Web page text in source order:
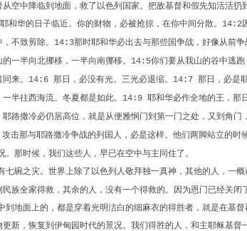
空中降临到地面，救了以色列国家。把敌基督和假先知活活扔
耶和华的日子临近。你的财物，必被抢掠，在你中间分散。 14:2
不致剪除。 14:3那时耶和华必出去与那些国争战，好像从前争
一半向北挪移，一半向南挪移。 14:5你们要从我山的谷中逃
来。 14:6 那日，必没有光。三光必退缩。 14:7 那日，必是
半往西海流。冬夏都是如此。 14:9 耶和华必作全地的王，那
路撒冷必仍居高位，就是从便雅悯门到第一门之处，又到角门
击那与耶路撒冷争战的列国人，必是这样。他们两脚站立的时
。那时候，我们这些人，早已在空中与主同住了。
七碗之灾。世界上除了以色列人敬拜独一真神，其他的人，一
族全家得救，其余的人，没有一个得救的。因为恩门已经关闭
到地面上的，都是穿着光明洁白的细麻衣的得胜者，就是在基
新，恢复到伊甸园时代的景况。我们得胜的人，和主耶稣基